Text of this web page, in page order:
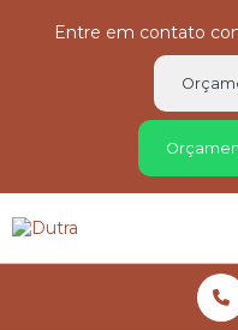
Entre em contato